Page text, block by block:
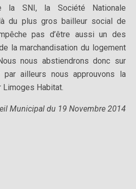
SNI, la Société Nationale
du plus gros bailleur social de
pas d’être aussi un des
la marchandisation du logement
nous abstiendrons donc sur
ailleurs nous approuvons la
Limoges Habitat.
Municipal du 19 Novembre 2014